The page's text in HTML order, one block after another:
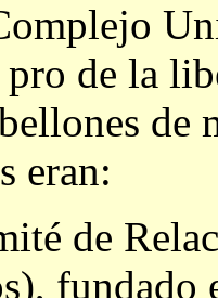
de la
de
eran:
de
fundado